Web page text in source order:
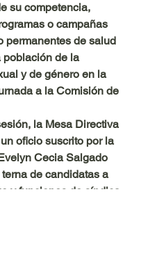
su competencia,
o campañas
permanentes de salud
población de la
y de género en la
a la Comisión de
la Mesa Directiva
oficio suscrito por la
Cecia Salgado
de candidatas a
y funciones de síndica